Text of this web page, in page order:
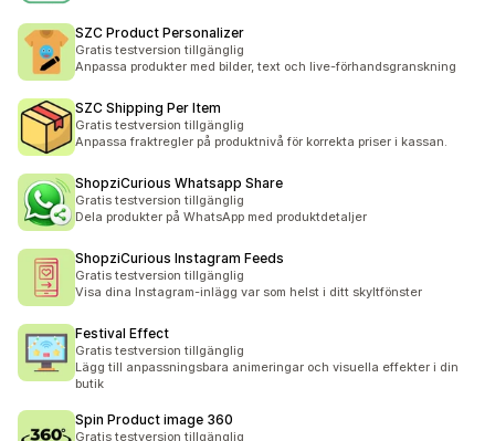
SZC Product Personalizer
Gratis testversion tillgänglig
Anpassa produkter med bilder, text och live-förhandsgranskning
SZC Shipping Per Item
Gratis testversion tillgänglig
Anpassa fraktregler på produktnivå för korrekta priser i kassan.
ShopziCurious Whatsapp Share
Gratis testversion tillgänglig
Dela produkter på WhatsApp med produktdetaljer
ShopziCurious Instagram Feeds
Gratis testversion tillgänglig
Visa dina Instagram-inlägg var som helst i ditt skyltfönster
Festival Effect
Gratis testversion tillgänglig
Lägg till anpassningsbara animeringar och visuella effekter i din
butik
Spin Product image 360
Gratis testversion tillgänglig